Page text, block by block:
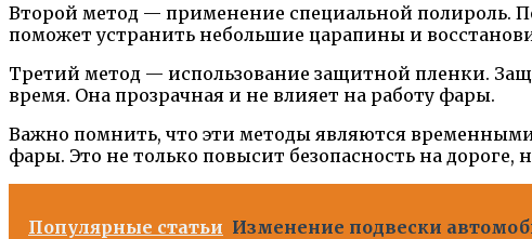
Второй метод — применение специальной полироль.
поможет устранить небольшие царапины и
Третий метод — использование защитной пленки.
время. Она прозрачная и не влияет на работу фары.
Важно помнить, что эти методы являются
фары. Это не только повысит безопасность на
Популярные статьи Изменение подвески